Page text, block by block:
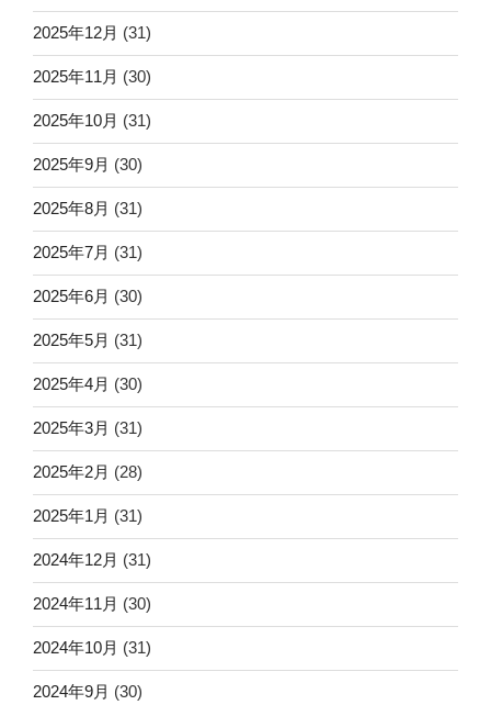
2025年12月 (31)
2025年11月 (30)
2025年10月 (31)
2025年9月 (30)
2025年8月 (31)
2025年7月 (31)
2025年6月 (30)
2025年5月 (31)
2025年4月 (30)
2025年3月 (31)
2025年2月 (28)
2025年1月 (31)
2024年12月 (31)
2024年11月 (30)
2024年10月 (31)
2024年9月 (30)